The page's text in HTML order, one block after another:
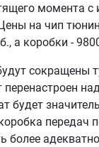
момента с
на чип
а коробки -
сокращены
перенастроен
будет
передач
более